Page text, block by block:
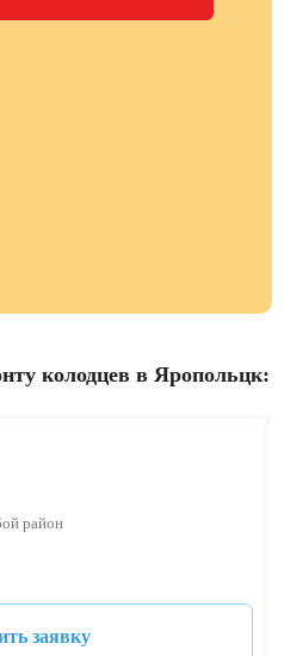
колодцев в Яропольцк:
район
заявку